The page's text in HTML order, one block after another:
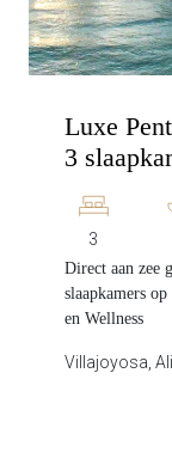
Luxe
3
3
Direct aan zee
slaapkamers
en Wellness
Villajoyosa,